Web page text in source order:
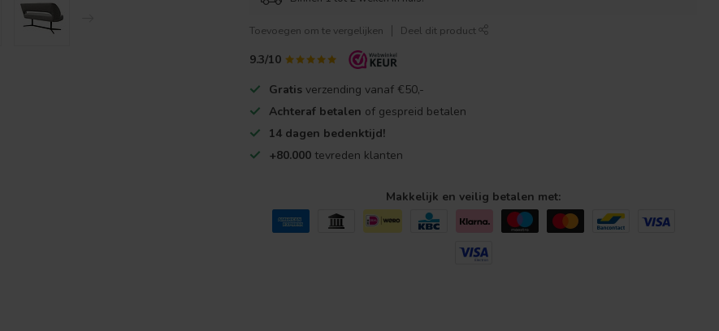
Toevoegen om te vergelijken Deel dit product
9.3/10
Gratis verzending vanaf €50,-
Achteraf betalen of gespreid betalen
14 dagen bedenktijd!
+80.000 tevreden klanten
Makkelijk en veilig betalen met: